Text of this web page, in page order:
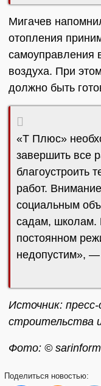
Мигачев
отопления
самоуправления
воздуха. При
должно быть
«Т Плюс»
завершить все
благоустроить
работ.
социальным
садам, школам.
постоянном
недопустим»,
Источник:
строительства
Фото: ©
Поделиться новостью: